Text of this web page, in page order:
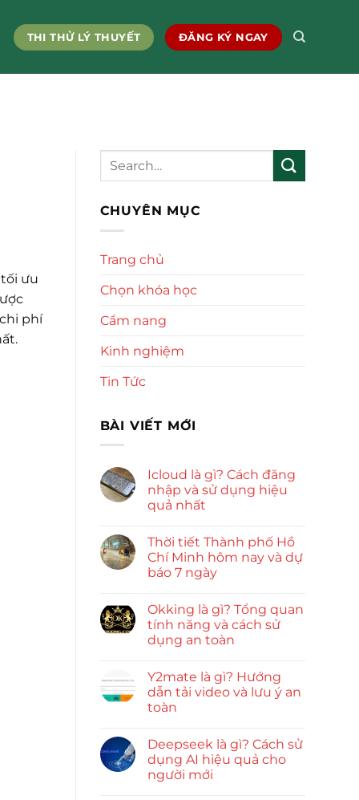
THI THỬ LÝ THUYẾT ĐĂNG KÝ NGAY
ưu
phí
CHUYÊN MỤC
Trang chủ
Chọn khóa học
Cẩm nang
Kinh nghiệm
Tin Tức
BÀI VIẾT MỚI
Icloud là gì? Cách đăng
nhập và sử dụng hiệu
quả nhất
Thời tiết Thành phố Hồ
Chí Minh hôm nay và dự
báo 7 ngày
Okking là gì? Tổng quan
tính năng và cách sử
dụng an toàn
Y2mate là gì? Hướng
dẫn tải video và lưu ý an
toàn
Deepseek là gì? Cách sử
dụng AI hiệu quả cho
người mới